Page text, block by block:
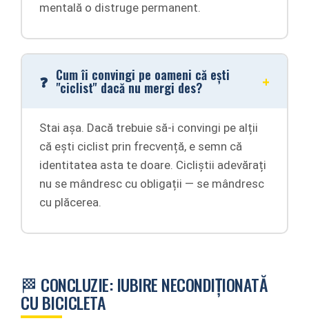
mentală o distruge permanent.
Cum îi convingi pe oameni că ești
"ciclist" dacă nu mergi des?
Stai așa. Dacă trebuie să-i convingi pe alții
că ești ciclist prin frecvență, e semn că
identitatea asta te doare. Cicliștii adevărați
nu se mândresc cu obligații — se mândresc
cu plăcerea.
🏁 CONCLUZIE: IUBIRE NECONDIȚIONATĂ
CU BICICLETA